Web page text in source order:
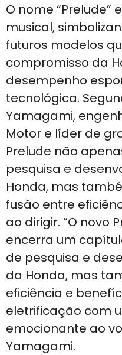
O nome
musical,
futuros modelos
compromisso da
desempenho
tecnológica.
Yamagami,
Motor e líder de
Prelude não
pesquisa e
Honda, mas
fusão entre
ao dirigir. “O novo
encerra um
de pesquisa e
da Honda, mas
eficiência e
eletrificação com
emocionante ao
Yamagami.